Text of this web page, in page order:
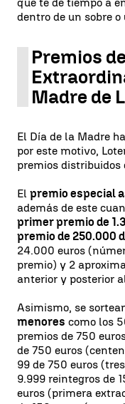
dentro de un sobre
Premios
Madre de
El Día de la Madre
por este motivo,
premios distribuidos
El premio especial
además de este
primer premio de
premio de 250.000
24.000 euros
premio) y 2
anterior y posterior
Asimismo, se
menores como los
premios de 750
de 750 euros
99 de 750 euros
9.999 reintegros de
euros (primera